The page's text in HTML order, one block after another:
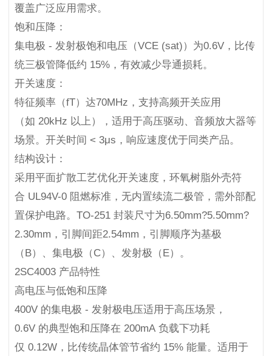
覆盖广泛应用需求。
饱和压降：
集电极 - 发射极饱和电压（VCE (sat)）为0.6V，比传
统三极管降低约 15%，有效减少导通损耗。
开关速度：
特征频率（fT）达70MHz，支持高频开关应用
（如 20kHz 以上），适用于高压驱动、音频放大器等
场景。开关时间 < 3μs，响应速度优于同类产品。
结构设计：
采用平面扩散工艺优化开关速度，环氧树脂外壳符
合 UL94V-0 阻燃标准，无内置续流二极管，需外部配
置保护电路。TO-251 封装尺寸为6.50mm?5.50mm?
2.30mm，引脚间距2.54mm，引脚顺序为基极
（B）、集电极（C）、发射极（E）。
2SC4003 产品特性
高电压与低饱和压降
400V 的集电极 - 发射极电压适用于高压场景，
0.6V 的典型饱和压降在 200mA 负载下功耗
仅 0.12W，比传统晶体管节省约 15% 能量。适用于